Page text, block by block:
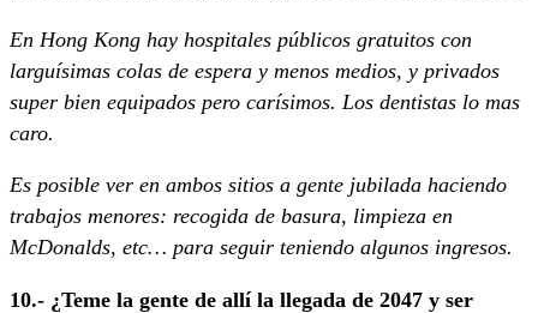
En Hong Kong hay hospitales públicos gratuitos con
larguísimas colas de espera y menos medios, y privados
super bien equipados pero carísimos. Los dentistas lo mas
caro.
Es posible ver en ambos sitios a gente jubilada haciendo
trabajos menores: recogida de basura, limpieza en
McDonalds, etc… para seguir teniendo algunos ingresos.
10.- ¿Teme la gente de allí la llegada de 2047 y ser